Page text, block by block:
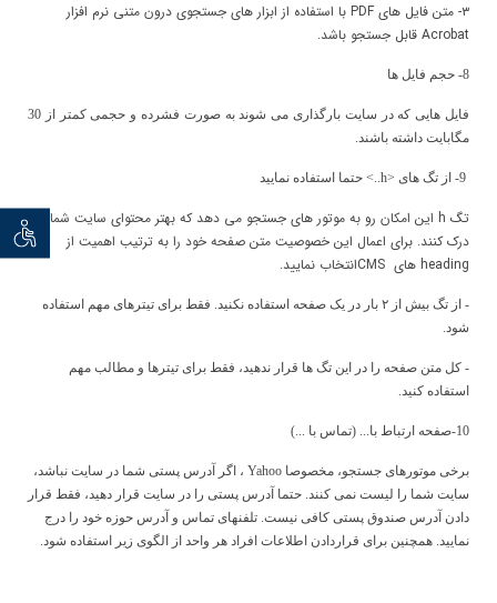
توان
۳- متن فایل های PDF با استفاده از ابزار های جستجوی درون متنی نرم افزار
Acrobat قابل جستجو باشد.
8- حجم فایل ها
فایل هایی که در سایت بارگذاری می شوند به صورت فشرده و حجمی کمتر از 30
مگابایت داشته باشند.
9- از تگ های < h..> حتما استفاده نمایید
تگ h این امکان رو به موتور های جستجو می دهد که بهتر محتوای سایت شما رو
درک کنند. برای اعمال این خصوصیت متن صفحه خود را به ترتیب اهمیت از
heading های انتخاب نمایید.
- از تگ بیش از ۲ بار در یک صفحه استفاده نکنید. فقط برای تیترهای مهم استفاده
شود.
- کل متن صفحه را در این تگ ها قرار ندهید، فقط برای تیترها و مطالب مهم
استفاده کنید.
10-صفحه ارتباط با... (تماس با ...)
برخی موتورهای جستجو، مخصوصا Yahoo ، اگر آدرس پستی شما در سایت نباشد،
سایت شما را لیست نمی کنند. حتما آدرس پستی را در سایت قرار دهید، فقط قرار
دادن آدرس صندوق پستی کافی نیست. تلفنهای تماس و آدرس حوزه خود را درج
نمایید. همچنین برای قراردادن اطلاعات افراد هر واحد از الگوی زیر استفاده شود.